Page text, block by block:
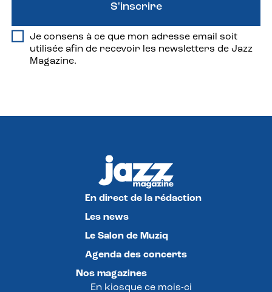
Je consens à ce que mon adresse email soit
utilisée afin de recevoir les newsletters de Jazz
Magazine.
S'inscrire
En direct de la rédaction
Les news
Le Salon de Muziq
Agenda des concerts
Nos magazines
En kiosque ce mois-ci